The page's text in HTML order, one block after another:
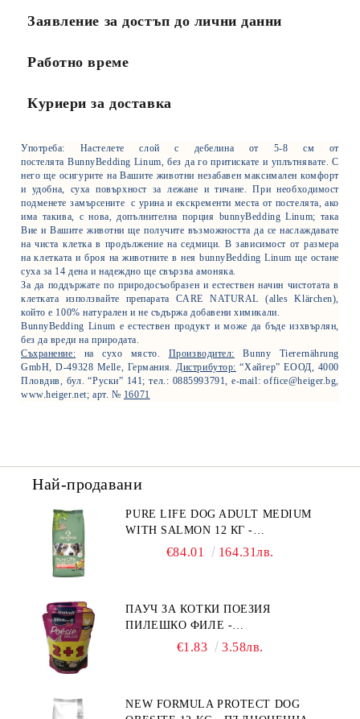
Заявление за достъп до лични данни
Работно време
Куриери за доставка
Употреба: Настелете слой с дебелина от 5-8 см от
постелятаBunnyBedding Linum ,без да го притискате и уплътнявате .С
него ще осигурите на Вашите животни незабавен максимален комфорт
и удобна, суха повърхност за лежане и тичане. При необходимост
подменете замърсените с урина и екскременти места от постелята, ако
има такива, с нова, допълнителна порция bunnyBedding Linum; така
Вие и Вашите животни ще получите възможността да се наслаждавате
на чиста клетка в продължение на седмици. В зависимост от размера
на клетката и броя на животните в нея bunnyBedding Linumще остане
суха за 14 дена и надеждно ще свързва амоняка.
За да поддържате по природосъобразен и естествен начин чистотата в
клетката използвайте препарата CARE NATURAL (alles Klärchen),
който е 100% натурален и не съдържа добавени химикали.
BunnyBedding Linum е естествен продукт и може да бъде изхвърлян,
без да вреди на природата.
Съхранение: на сухо място. Производител: Bunny Tierernährung
GmbH, D-49328 Melle, Германия. Дистрибутор: “Хайгер” ЕООД, 4000
Пловдив, бул. “Руски” 141; тел.: 0885993791, e-mail: office@heiger.bg,
www.heiger.net; арт. № 16071
Най-продавани
PURE LIFE DOG ADULT MEDIUM
WITH SALMON 12 КГ -
ПЪЛНОЦЕННА ХРАНА ЗА
БЕЗ ЗЪРНО, БЕЗ ГЛУТЕН.
ПРОИЗВЕДЕНА ВЪВ ФРАНЦИЯ.
€84.01 164.31лв.
ПАУЧ ЗА КОТКИ ПОЕЗИЯ
ПИЛЕШКО ФИЛЕ -
ПРОМОКОМПЛЕКТ 3 БР.
€1.83 3.58лв.
NEW FORMULA PROTECT DOG